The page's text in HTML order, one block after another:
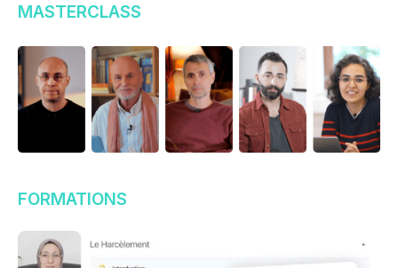
MASTERCLASS
FORMATIONS